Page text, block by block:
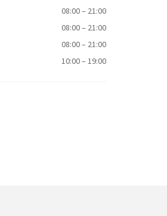
08:00– 21:00
08:00– 21:00
08:00– 21:00
10:00– 19:00